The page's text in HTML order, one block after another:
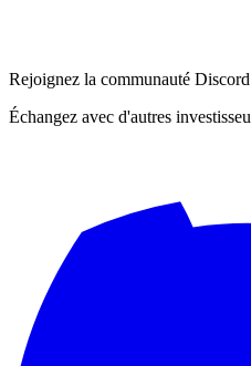
Rejoignez la communauté Discord
Échangez avec d'autres